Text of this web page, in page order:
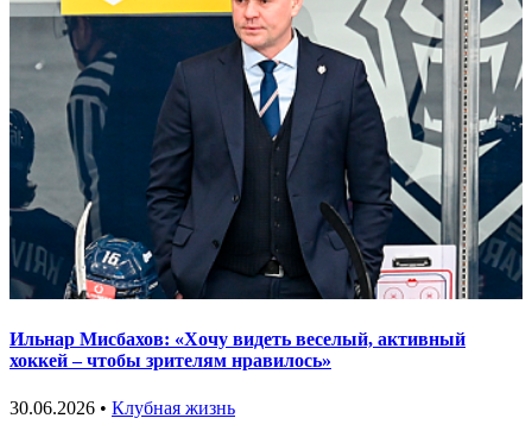
Ильнар Мисбахов: «Хочу видеть веселый, активный
хоккей – чтобы зрителям нравилось»
30.06.2026 • Клубная жизнь